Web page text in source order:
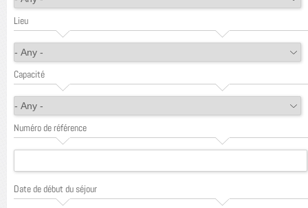
Lieu
Capacité
Numéro de référence
Date de début du séjour